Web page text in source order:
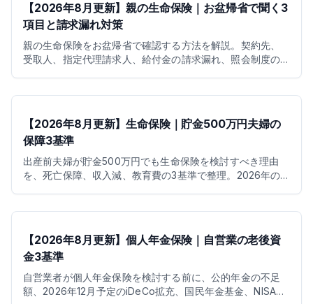
【2026年8月更新】親の生命保険｜お盆帰省で聞く3
項目と請求漏れ対策
親の生命保険をお盆帰省で確認する方法を解説。契約先、
受取人、指定代理請求人、給付金の請求漏れ、照会制度の
【2026年8月更新】生命保険｜貯金500万円夫婦の
保障3基準
出産前夫婦が貯金500万円でも生命保険を検討すべき理由
を、死亡保障、収入減、教育費の3基準で整理。2026年の
【2026年8月更新】個人年金保険｜自営業の老後資
金3基準
自営業者が個人年金保険を検討する前に、公的年金の不足
額、2026年12月予定のiDeCo拡充、国民年金基金、NISA、